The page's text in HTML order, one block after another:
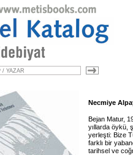
Necmiye
Bejan Matur,
yıllarda öykü,
yerleşti: Bize
farklı bir
tarihsel ve